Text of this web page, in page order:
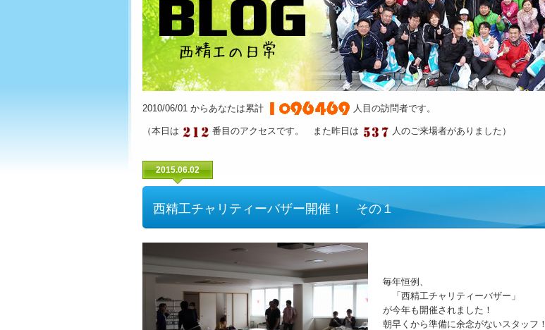
2010/06/01 からあなたは累計 人目の訪問者です。
（本日は 番目のアクセスです。 また昨日は 人のご来場者がありました）
2015.06.02
西精工チャリティーバザー開催！ その１
毎年恒例、
「西精工チャリティーバザー」
が今年も開催されました！
朝早くから準備に余念がないスタッフ！